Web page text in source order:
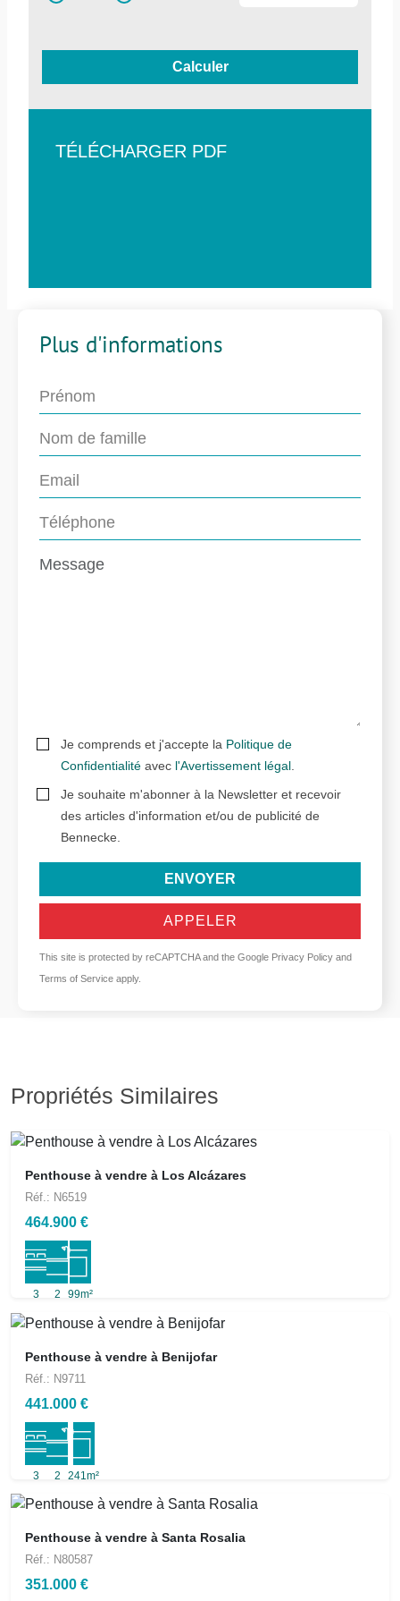
Calculer
TÉLÉCHARGER PDF
Plus d'informations
Je comprends et j'accepte la Politique de
Confidentialité avec l'Avertissement légal
Je souhaite m'abonner à la Newsletter et recevoir
des articles d'information et/ou de publicité de
Bennecke.
ENVOYER
APPELER
This site is protected by reCAPTCHA and the Google Privacy Policy and
Terms of Service apply.
Propriétés Similaires
Penthouse à vendre à Los Alcázares
Réf.: N6519
464.900 €
3 2 99m²
Penthouse à vendre à Benijofar
Réf.: N9711
441.000 €
3 2 241m²
Penthouse à vendre à Santa Rosalia
Réf.: N80587
351.000 €